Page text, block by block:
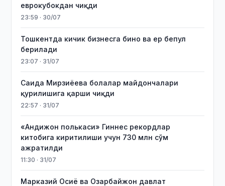
еврокубокдан чиқди
23:59 · 30/07
Тошкентда кичик бизнесга бино ва ер бепул
берилади
23:07 · 31/07
Саида Мирзиёева болалар майдончалари
қурилишига қарши чиқди
22:57 · 31/07
«Андижон полькаси» Гиннес рекордлар
китобига киритилиши учун 730 млн сўм
ажратилди
11:30 · 31/07
Марказий Осиё ва Озарбайжон давлат